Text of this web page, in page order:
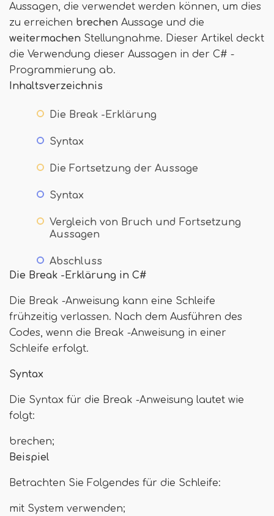
Aussagen, die verwendet werden können, um dies
zu erreichen brechen Aussage und die
weitermachen Stellungnahme. Dieser Artikel deckt
die Verwendung dieser Aussagen in der C# -
Programmierung ab.
Inhaltsverzeichnis
Die Break -Erklärung
Syntax
Die Fortsetzung der Aussage
Syntax
Vergleich von Bruch und Fortsetzung
Aussagen
Abschluss
Die Break -Erklärung in C#
Die Break -Anweisung kann eine Schleife
frühzeitig verlassen. Nach dem Ausführen des
Codes, wenn die Break -Anweisung in einer
Schleife erfolgt.
Syntax
Die Syntax für die Break -Anweisung lautet wie
folgt:
brechen;
Beispiel
Betrachten Sie Folgendes für die Schleife:
mit System verwenden;